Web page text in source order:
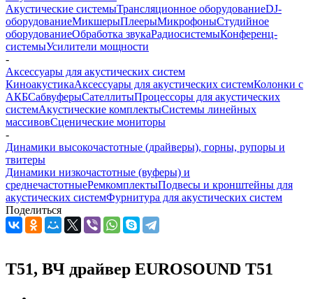
Акустические системыТрансляционное оборудованиеDJ-
оборудованиеМикшерыПлеерыМикрофоныСтудийное
оборудованиеОбработка звукаРадиосистемыКонференц-
системыУсилители мощности
-
Аксессуары для акустических систем
КиноакустикаАксессуары для акустических системКолонки с
АКБСабвуферыСателлитыПроцессоры для акустических
системАкустические комплектыСистемы линейных
массивовСценические мониторы
-
Динамики высокочастотные (драйверы), горны, рупоры и
твитеры
Динамики низкочастотные (вуферы) и
среднечастотныеРемкомплектыПодвесы и кронштейны для
акустических системФурнитура для акустических систем
Поделиться
T51, ВЧ драйвер EUROSOUND T51